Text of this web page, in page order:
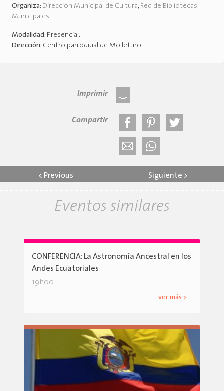
Organiza: Dirección Municipal de Cultura, Red de Bibliotecas
Municipales.
Modalidad: Presencial.
Dirección: Centro parroquial de Molleturo.
Imprimir
Compartir
< Previous Siguiente >
Eventos similares
CONFERENCIA: La Astronomía Ancestral en los
Andes Ecuatoriales
19h00
ver más >